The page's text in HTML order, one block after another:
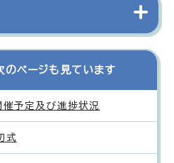
のページも見ています
予定及び進捗状況
式